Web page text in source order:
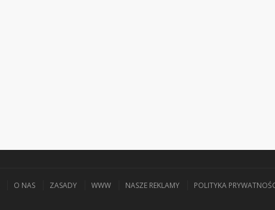
O NAS ZASADY WWW NASZE REKLAMY POLITYKA